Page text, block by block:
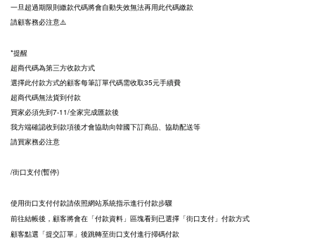
一旦超過期限則繳款代碼將會自動失效無法再用此代碼繳款
請顧客務必注意⚠️
*提醒
超商代碼為第三方收款方式
選擇此付款方式的顧客每筆訂單代碼需收取35元手續費
超商代碼無法貨到付款
買家必須先到7-11/全家完成匯款後
我方端確認收到款項後才會協助向韓國下訂商品、協助配送等
請買家務必注意
/街口支付(暫停)
使用街口支付付款請依照網站系統指示進行付款步驟
前往結帳後，顧客將會在「付款資料」區塊看到已選擇「街口支付」付款方式
顧客點選「提交訂單」後跳轉至街口支付進行掃碼付款